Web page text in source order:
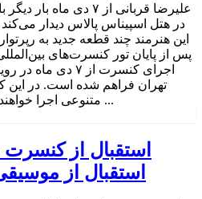
علیرضا قربانی از ۷ دی‌
در هتل اسپیناس پالاس دیدار
این هنرمند چند قطعه جدید به
پس از پایان تور کنسرت‌های
اجرای کنسرت از ۷
تهران فراهم شده است. در
متنوعی اجرا خواهند شد. مدیریت هنری این ...
استقبال از کنسرت
استقبال از